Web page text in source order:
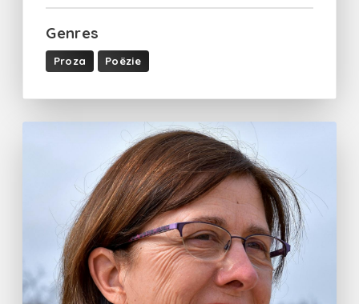
Genres
Proza Poëzie